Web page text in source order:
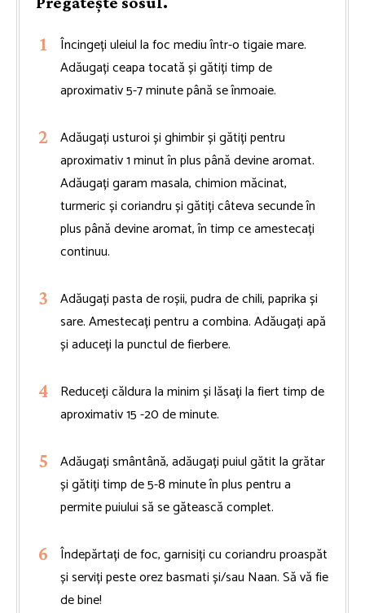
Încingeți uleiul la foc mediu într-o tigaie mare.
Adăugați ceapa tocată și gătiți timp de
aproximativ 5-7 minute până se înmoaie.
Adăugați usturoi și ghimbir și gătiți pentru
aproximativ 1 minut în plus până devine aromat.
Adăugați garam masala, chimion măcinat,
turmeric și coriandru și gătiți câteva secunde în
plus până devine aromat, în timp ce amestecați
continuu.
Adăugați pasta de roșii, pudra de chili, paprika și
sare. Amestecați pentru a combina. Adăugați apă
și aduceți la punctul de fierbere.
Reduceți căldura la minim și lăsați la fiert timp de
aproximativ 15 -20 de minute.
Adăugați smântână, adăugați puiul gătit la grătar
și gătiți timp de 5-8 minute în plus pentru a
permite puiului să se gătească complet.
Îndepărtați de foc, garnisiți cu coriandru proaspăt
și serviți peste orez basmati și/sau Naan. Să vă fie
de bine!